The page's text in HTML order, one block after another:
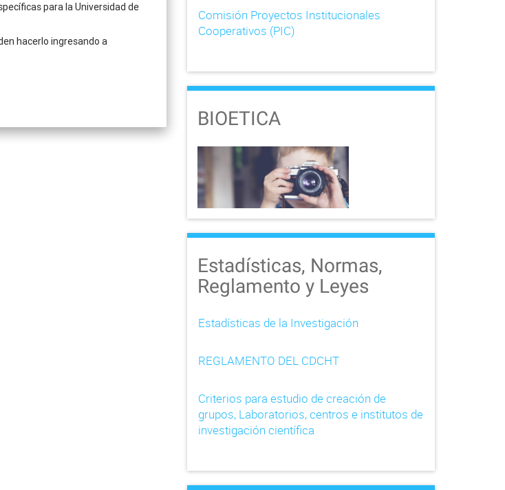
para la Universidad de
hacerlo ingresando a
Comisión Proyectos Institucionales
Cooperativos (PIC)
BIOETICA
Estadísticas, Normas,
Reglamento y Leyes
Estadísticas de la Investigación
REGLAMENTO DEL CDCHT
Criterios para estudio de creación de
grupos, Laboratorios, centros e institutos de
investigación científica